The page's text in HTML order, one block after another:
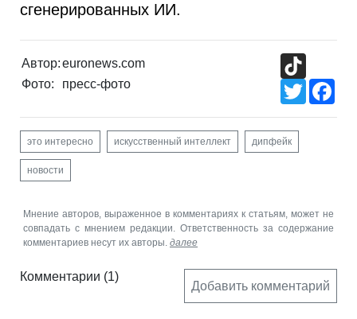
сгенерированных ИИ.
Автор:euronews.com
Фото:
пресс-фото
Twitter
это интересно искусственный интеллект дипфейк
новости
Мнение авторов, выраженное в комментариях к статьям, может не
совпадать с мнением редакции. Ответственность за содержание
комментариев несут их авторы. далее
Комментарии (1)
Добавить комментарий